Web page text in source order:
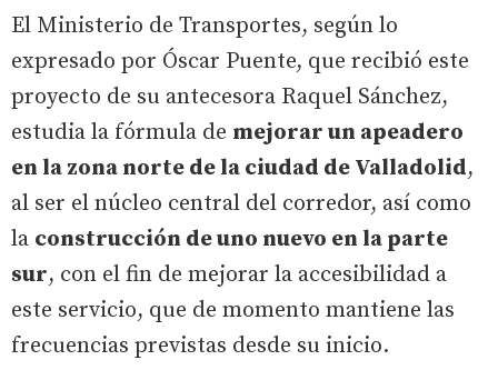
El Ministerio de Transportes, según lo
expresado por Óscar Puente, que recibió este
proyecto de su antecesora Raquel Sánchez,
estudia la fórmula de mejorar un apeadero
en la zona norte de la ciudad de Valladolid,
al ser el núcleo central del corredor, así como
la construcción de uno nuevo en la parte
sur, con el fin de mejorar la accesibilidad a
este servicio, que de momento mantiene las
frecuencias previstas desde su inicio.